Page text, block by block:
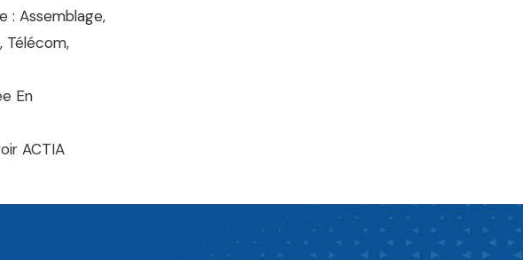
: Assemblage,
Télécom,
En
ACTIA